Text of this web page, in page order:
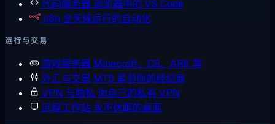
代码服务器 浏览器中的 VS Code
n8n 全天候运行的自动化
运行与交易
游戏服务器 Minecraft、CS、ARK 等
外汇与交易 MT5 紧邻你的经纪商
VPN 与隐私 你自己的私有 VPN
远程工作站 永不休眠的桌面